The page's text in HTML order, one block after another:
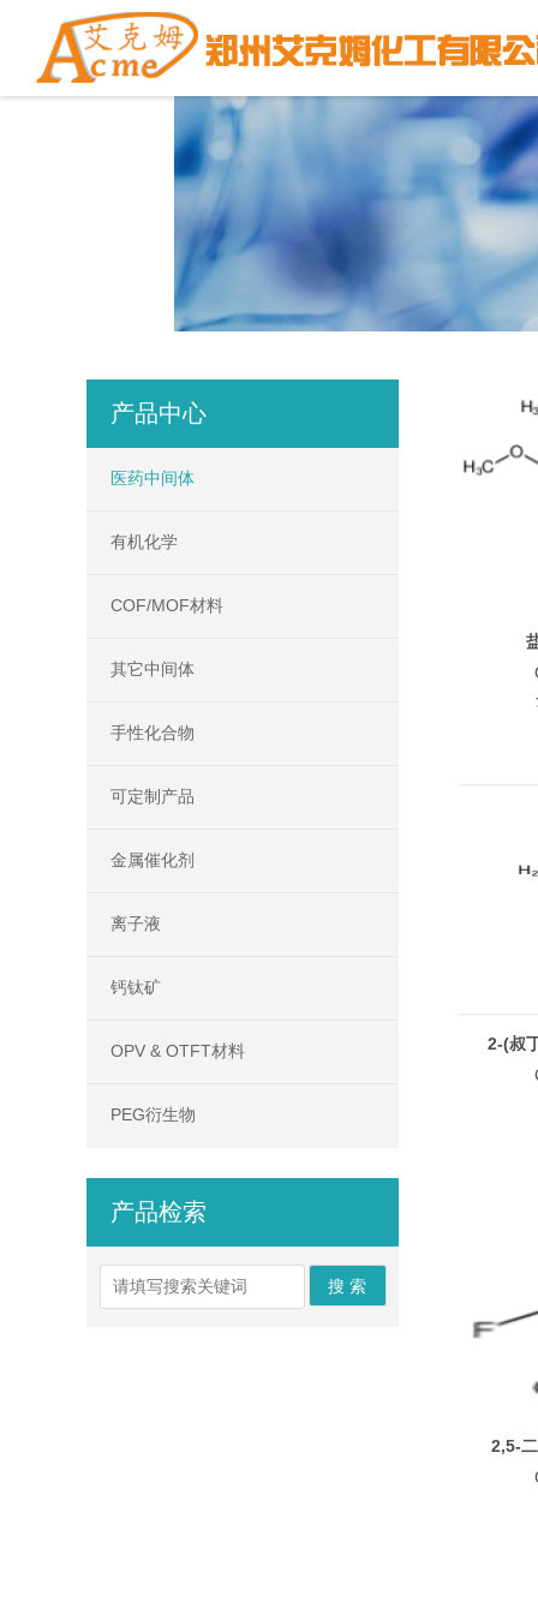
2-(叔
2,5-
产品中心
医药中间体
有机化学
COF/MOF材料
其它中间体
手性化合物
可定制产品
金属催化剂
离子液
钙钛矿
OPV & OTFT材料
PEG衍生物
产品检索